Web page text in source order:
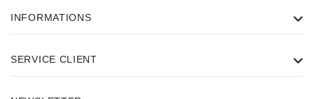
INFORMATIONS
SERVICE CLIENT